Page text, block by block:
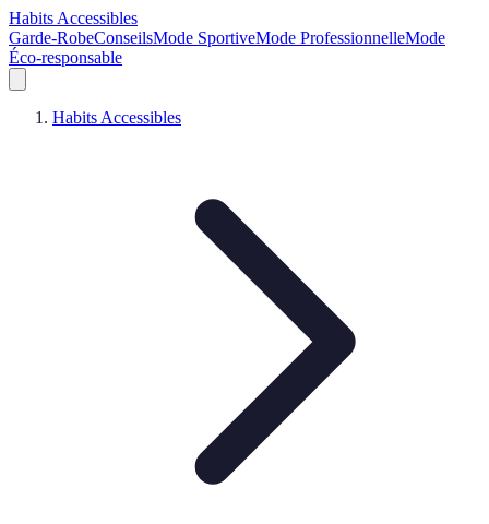
Habits Accessibles
Garde-RobeConseilsMode SportiveMode ProfessionnelleMode
Éco-responsable
Habits Accessibles